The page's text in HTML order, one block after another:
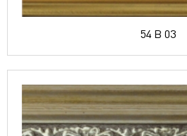
54 B 03